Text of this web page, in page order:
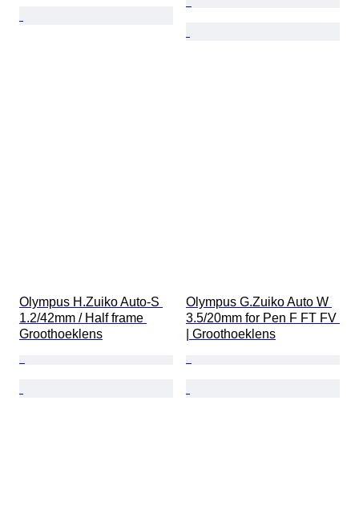
Olympus H.Zuiko Auto-S
1.2/42mm / Half frame
Groothoeklens
Olympus G.Zuiko Auto W
3.5/20mm for Pen F FT FV
| Groothoeklens